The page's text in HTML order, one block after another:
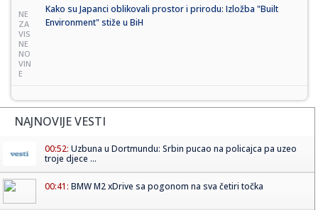
NE
ZA
VIS
NE
NO
VIN
E
Kako su Japanci oblikovali prostor i prirodu: Izložba "Built
Environment" stiže u BiH
NAJNOVIJE VESTI
00:52: Uzbuna u Dortmundu: Srbin pucao na policajca pa uzeo
troje djece ...
00:41: BMW M2 xDrive sa pogonom na sva četiri točka